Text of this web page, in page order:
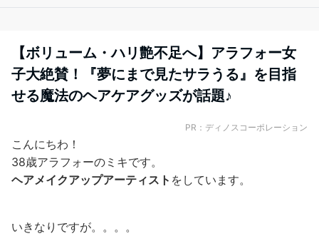
【ボリューム・ハリ艶不足へ】アラフォー女
子大絶賛！『夢にまで見たサラうる』を目指
せる魔法のヘアケアグッズが話題♪
PR：ディノスコーポレーション
こんにちわ！
38歳アラフォーのミキです。
ヘアメイクアップアーティスト をしています。
いきなりですが。。。。